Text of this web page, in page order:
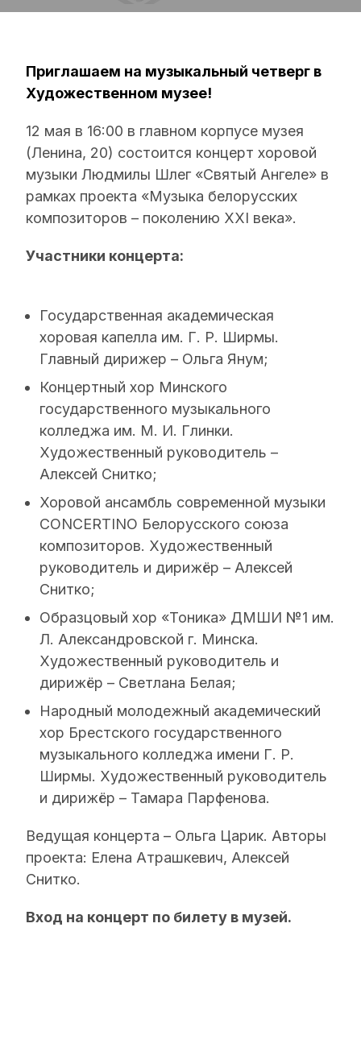
Приглашаем на музыкальный четверг в
Художественном музее!
12 мая в 16:00 в главном корпусе музея
(Ленина, 20) состоится концерт хоровой
музыки Людмилы Шлег «Святый Ангеле» в
рамках проекта «Музыка белорусских
композиторов – поколению XXI века».
Участники концерта:
Государственная академическая
хоровая капелла им. Г. Р. Ширмы.
Главный дирижер – Ольга Янум;
Концертный хор Минского
государственного музыкального
колледжа им. М. И. Глинки.
Художественный руководитель –
Алексей Снитко;
Хоровой ансамбль современной музыки
CONCERTINO Белорусского союза
композиторов. Художественный
руководитель и дирижёр – Алексей
Снитко;
Образцовый хор «Тоника» ДМШИ №1 им.
Л. Александровской г. Минска.
Художественный руководитель и
дирижёр – Светлана Белая;
Народный молодежный академический
хор Брестского государственного
музыкального колледжа имени Г. Р.
Ширмы. Художественный руководитель
и дирижёр – Тамара Парфенова.
Ведущая концерта – Ольга Царик. Авторы
проекта: Елена Атрашкевич, Алексей
Снитко.
Вход на концерт по билету в музей.